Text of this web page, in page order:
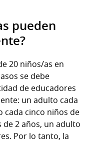
pueden
20 niños/as en
se debe
de educadores
un adulto cada
cada cinco niños de
2 años, un adulto
Por lo tanto, la